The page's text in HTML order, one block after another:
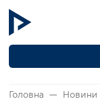
Головна Новини